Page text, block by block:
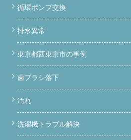
循環ポンプ交換
排水異常
東京都西東京市の事例
歯ブラシ落下
汚れ
洗濯機トラブル解決